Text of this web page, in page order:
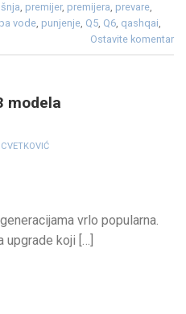
, premijer, premijera, prevare,
vode, punjenje, Q5, Q6, qashqai,
Ostavite komentar
modela
vrlo popularna.
koji […]